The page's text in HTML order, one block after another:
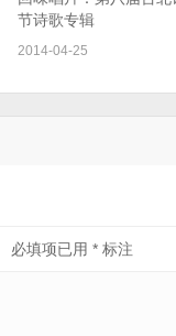
节诗歌专辑
2014-04-25
必填项已用* 标注